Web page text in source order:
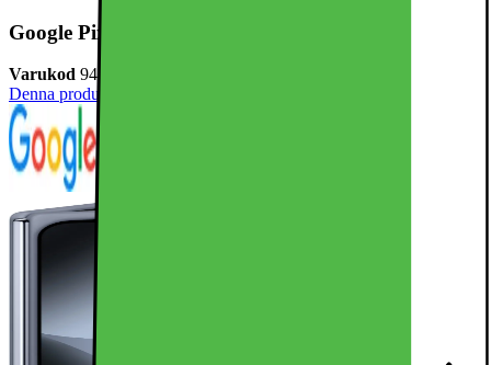
Google Pixel 10 Pro Fold-skydd (månsten)
Varukod 943516
Denna produkt har ännu inte blivit bedömd.